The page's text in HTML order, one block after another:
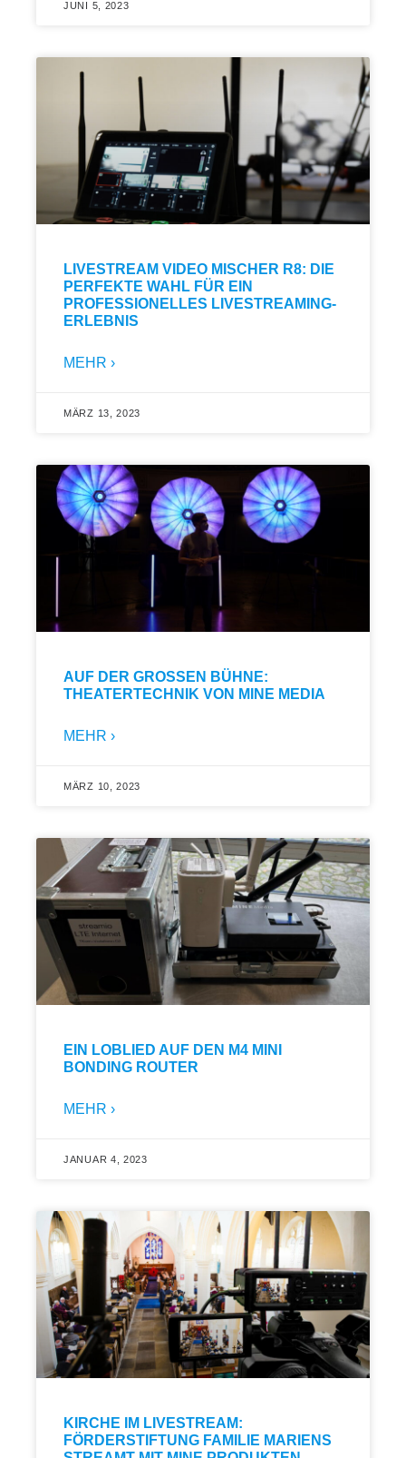
JUNI 5, 2023
LIVESTREAM VIDEO MISCHER R8: DIE
PERFEKTE WAHL FÜR EIN
PROFESSIONELLES LIVESTREAMING-
ERLEBNIS
MEHR ›
MÄRZ 13, 2023
AUF DER GROSSEN BÜHNE: T
HEATERTECHNIK VON MINE MEDIA
MEHR ›
MÄRZ 10, 2023
EIN LOBLIED AUF DEN M4 MINI
BONDING ROUTER
MEHR ›
JANUAR 4, 2023
KIRCHE IM LIVESTREAM:
FÖRDERSTIFTUNG FAMILIE MARIENS